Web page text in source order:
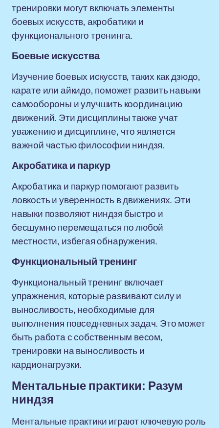
тренировки могут включать элементы
боевых искусств, акробатики и
функционального тренинга.
Боевые искусства
Изучение боевых искусств, таких как дзюдо,
карате или айкидо, поможет развить навыки
самообороны и улучшить координацию
движений. Эти дисциплины также учат
уважению и дисциплине, что является
важной частью философии ниндзя.
Акробатика и паркур
Акробатика и паркур помогают развить
ловкость и уверенность в движениях. Эти
навыки позволяют ниндзя быстро и
бесшумно перемещаться по любой
местности, избегая обнаружения.
Функциональный тренинг
Функциональный тренинг включает
упражнения, которые развивают силу и
выносливость, необходимые для
выполнения повседневных задач. Это может
быть работа с собственным весом,
тренировки на выносливость и
кардионагрузки.
Ментальные практики: Разум
ниндзя
Ментальные практики играют ключевую роль